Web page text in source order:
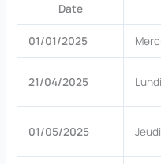
Date
01/01/2025
21/04/2025 Lundi
01/05/2025 Jeudi